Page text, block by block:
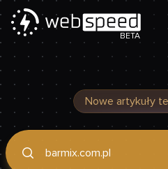
BETA
Nowe artykuły
Podaj domenę, by sprawdzić,